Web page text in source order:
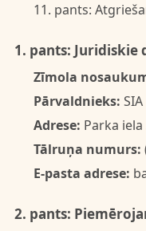
11. pants:
1. pants: Juridiskie
Zīmola
Pārvaldnieks:
Adrese: Parka iela
Tālruņa numurs:
E-pasta adrese:
2. pants: